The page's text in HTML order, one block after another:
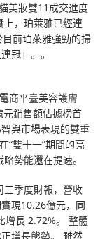
美妝雙11成交進度
上，珀萊雅已經連
前珀萊雅強勁的掃
冠」。。
商平臺美容護膚
銷售額佔據榜首
與市場表現的雙重
“雙十一”期間的亮
勢能還在提速。
三季度財報，營收
現10.26億元，同
增長 2.72%。 整體
增長態勢。 雖然